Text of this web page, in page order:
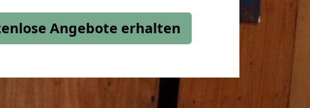
Angebote erhalten